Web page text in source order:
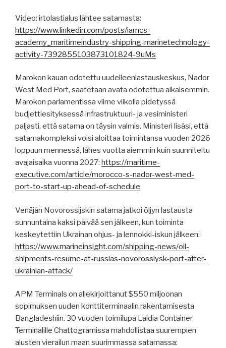
Video: irtolastialus lähtee satamasta:
https://www.linkedin.com/posts/iamcs-
academy_maritimeindustry-shipping-marinetechnology-
activity-7392855103873101824-9uMs
Marokon kauan odotettu uudelleenlastauskeskus, Nador
West Med Port, saatetaan avata odotettua aikaisemmin.
Marokon parlamentissa viime viikolla pidetyssä
budjettiesityksessä infrastruktuuri- ja vesiministeri
paljasti, että satama on täysin valmis. Ministeri lisäsi, että
satamakompleksi voisi aloittaa toimintansa vuoden 2026
loppuun mennessä, lähes vuotta aiemmin kuin suunniteltu
avajaisaika vuonna 2027: https://maritime-
executive.com/article/morocco-s-nador-west-med-
port-to-start-up-ahead-of-schedule
Venäjän Novorossijskin satama jatkoi öljyn lastausta
sunnuntaina kaksi päivää sen jälkeen, kun toiminta
keskeytettiin Ukrainan ohjus- ja lennokki-iskun jälkeen:
https://www.marineinsight.com/shipping-news/oil-
shipments-resume-at-russias-novorossiysk-port-after-
ukrainian-attack/
APM Terminals on allekirjoittanut $550 miljoonan
sopimuksen uuden konttiterminaalin rakentamisesta
Bangladeshiin. 30 vuoden toimilupa Laldia Container
Terminalille Chattogramissa mahdollistaa suurempien
alusten vierailun maan suurimmassa satamassa: